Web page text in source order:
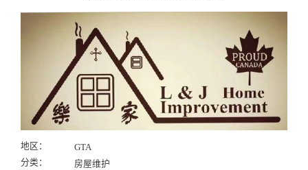
地区：
GTA
分类：
房屋维护